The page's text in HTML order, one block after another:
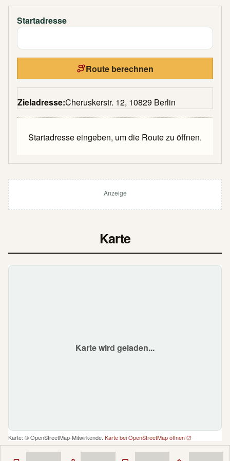
Startadresse
Route berechnen
Zieladresse:Cheruskerstr. 12, 10829 Berlin
Startadresse eingeben, um die Route zu öffnen.
Anzeige
Karte
Karte wird geladen...
Karte: © OpenStreetMap-Mitwirkende. Karte bei OpenStreetMap öffnen